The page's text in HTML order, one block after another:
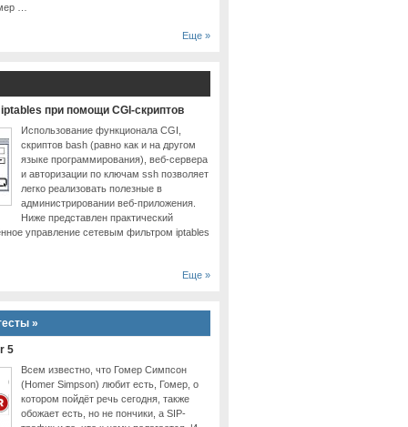
…
Еще »
при помощи CGI-скриптов
Использование функционала CGI,
скриптов bash (равно как и на другом
языке программирования), веб-сервера
и авторизации по ключам ssh позволяет
легко реализовать полезные в
администрировании веб-приложения.
Ниже представлен практический
управление сетевым фильтром iptables
Еще »
»
5
Всем известно, что Гомер Симпсон
(Homer Simpson) любит есть, Гомер, о
котором пойдёт речь сегодня, также
обожает есть, но не пончики, а SIP-